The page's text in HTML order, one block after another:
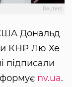
Reuters
Дональд
КНР Лю Хе
підписали
nv.ua.